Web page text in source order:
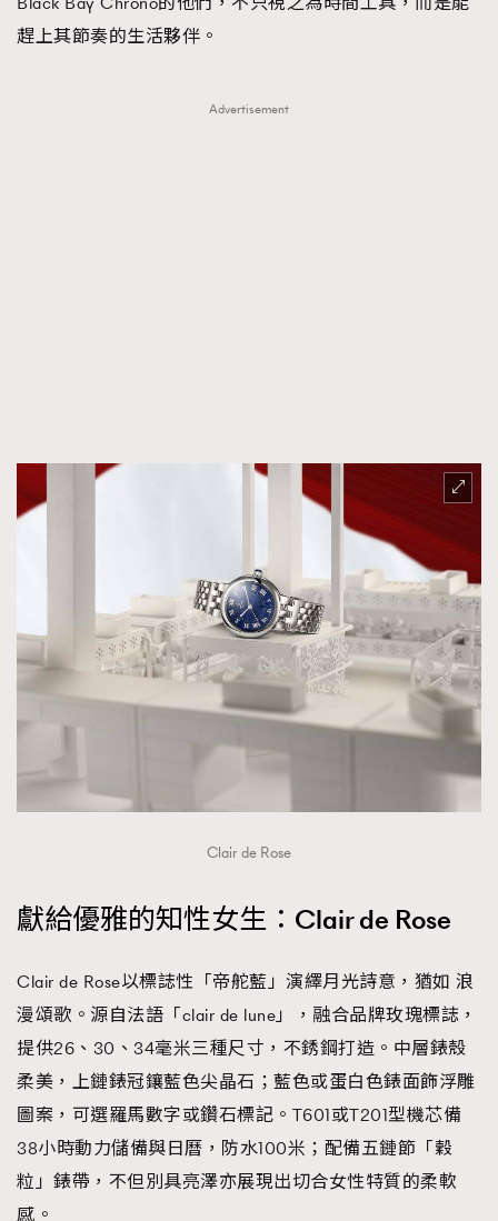
趕上其節奏的生活夥伴。
Advertisement
Clair de Rose
獻給優雅的知性女生：Clair de Rose
Clair de Rose以標誌性「帝舵藍」演繹月光詩意，猶如 浪
漫頌歌。源自法語「clair de lune」，融合品牌玫瑰標誌，
提供26、30、34毫米三種尺寸，不銹鋼打造。中層錶殼
柔美，上鏈錶冠鑲藍色尖晶石；藍色或蛋白色錶面飾浮雕
圖案，可選羅馬數字或鑽石標記。T601或T201型機芯備
38小時動力儲備與日曆，防水100米；配備五鏈節「穀
粒」錶帶，不但別具亮澤亦展現出切合女性特質的柔軟
感。